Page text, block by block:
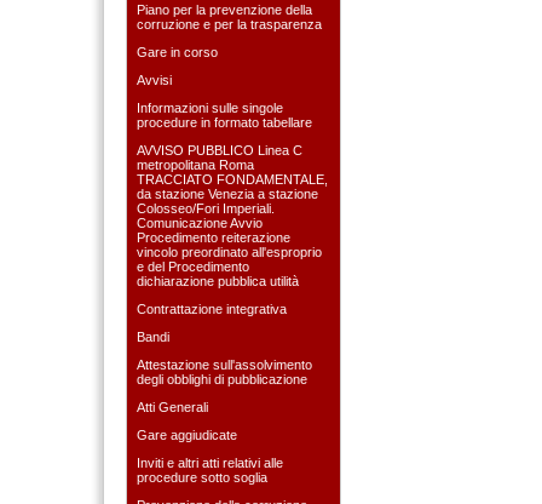
Piano per la prevenzione della
corruzione e per la trasparenza
Gare in corso
Avvisi
Informazioni sulle singole
procedure in formato tabellare
AVVISO PUBBLICO Linea C
metropolitana Roma
TRACCIATO FONDAMENTALE,
da stazione Venezia a stazione
Colosseo/Fori Imperiali.
Comunicazione Avvio
Procedimento reiterazione
vincolo preordinato all'esproprio
e del Procedimento
dichiarazione pubblica utilità
Contrattazione integrativa
Bandi
Attestazione sull'assolvimento
degli obblighi di pubblicazione
Atti Generali
Gare aggiudicate
Inviti e altri atti relativi alle
procedure sotto soglia